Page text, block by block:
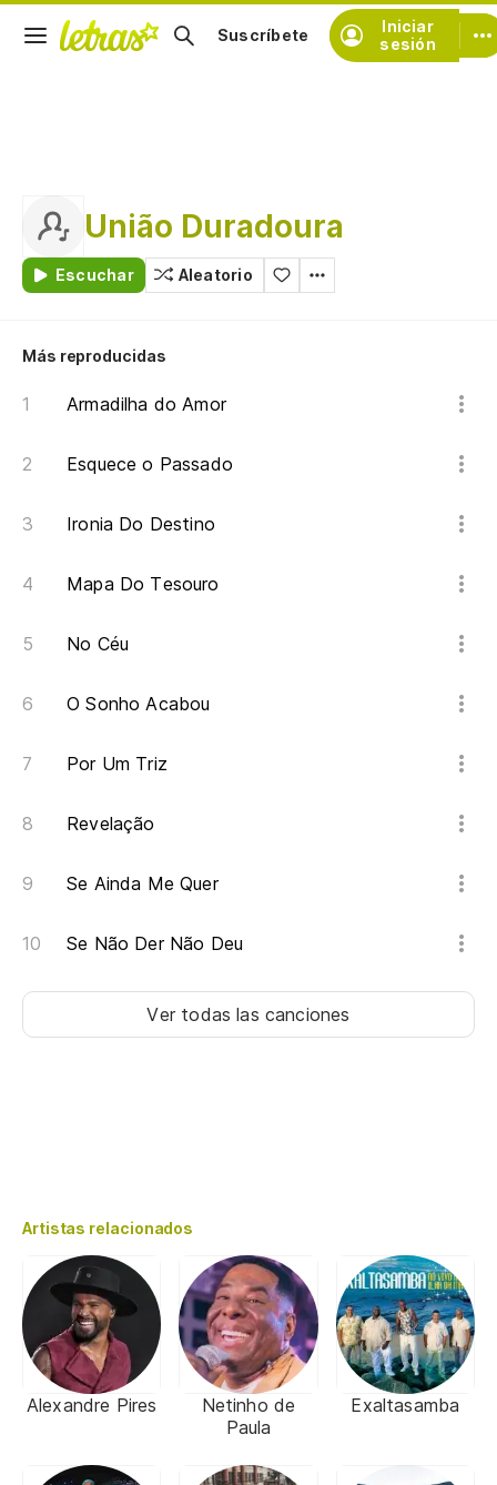
Iniciar
sesión
Suscríbete
União Duradoura
Escuchar Aleatorio
Más reproducidas
Armadilha do Amor
Esquece o Passado
Ironia Do Destino
Mapa Do Tesouro
No Céu
O Sonho Acabou
Por Um Triz
Revelação
Se Ainda Me Quer
Se Não Der Não Deu
Ver todas las canciones
Artistas relacionados
Alexandre Pires
Netinho de
Paula
Exaltasamba